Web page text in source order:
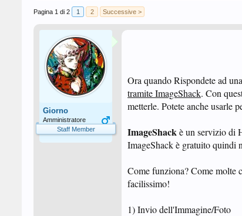
Pagina 1 di 2 1 2 Successive >
Giorno
Amministratore
Staff Member
Ora quando Rispondete ad
tramite ImageShack. Con
metterle. Potete anche usarle
ImageShackè un servizio di
ImageShack è gratuito quindi
Come funziona? Come molte
facilissimo!
1) Invio dell'Immagine/Foto